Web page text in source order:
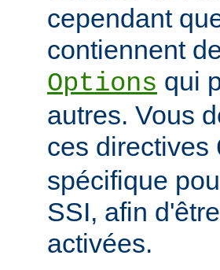
cependant
contiennent
Options qui
autres. Vous
ces directives
spécifique
SSI, afin
activées.